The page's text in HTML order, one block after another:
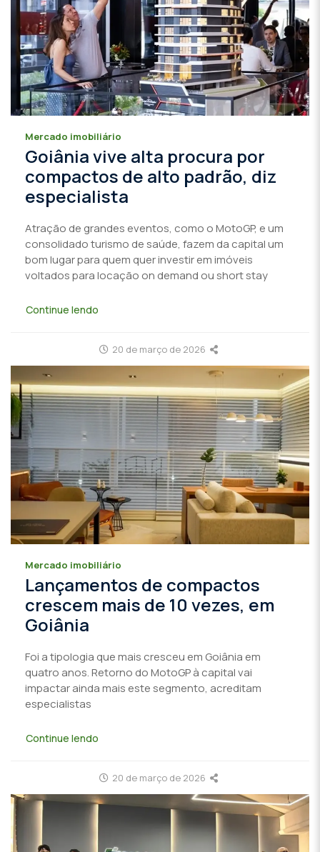
Mercado imobiliário
Goiânia vive alta procura por
compactos de alto padrão, diz
especialista
Atração de grandes eventos, como o MotoGP, e um
consolidado turismo de saúde, fazem da capital um
bom lugar para quem quer investir em imóveis
voltados para locação on demand ou short stay
Continue lendo
20 de março de 2026
Mercado imobiliário
Lançamentos de compactos
crescem mais de 10 vezes, em
Goiânia
Foi a tipologia que mais cresceu em Goiânia em
quatro anos. Retorno do MotoGP à capital vai
impactar ainda mais este segmento, acreditam
especialistas
Continue lendo
20 de março de 2026